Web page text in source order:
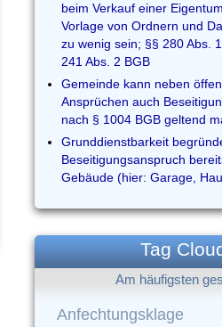
beim Verkauf einer
Vorlage von Ordnern und
zu wenig sein; §§ 280 Abs.
241 Abs. 2 BGB
Gemeinde kann neben
Ansprüchen auch
nach § 1004 BGB geltend
Grunddienstbarkeit
Beseitigungsanspruch
Gebäude (hier: Garage,
Tag
Am häufigsten
Anfechtungsklage